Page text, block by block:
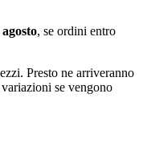
, se ordini entro
Presto ne arriveranno
se vengono